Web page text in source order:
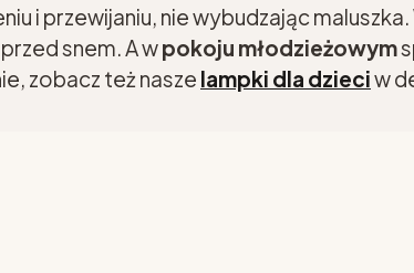
i przewijaniu, nie wybudzając maluszka.
snem. A wpokoju młodzieżowym
zobacz też nasze lampki dla dzieciw